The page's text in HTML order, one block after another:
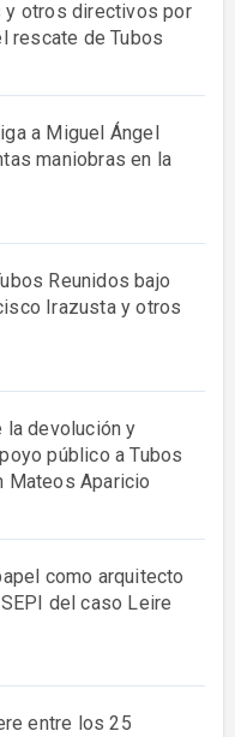
y otros directivos por
rescate de Tubos
a Miguel Ángel
maniobras en la
Reunidos bajo
Irazusta y otros
la devolución y
público a Tubos
Mateos Aparicio
como arquitecto
del caso Leire
entre los 25